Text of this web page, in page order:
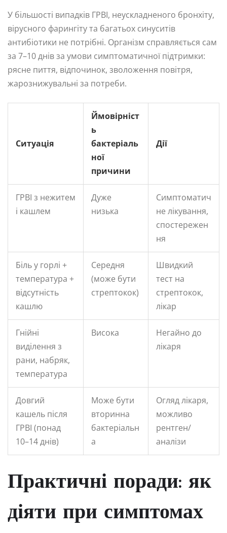
У більшості випадків ГРВІ, неускладненого бронхіту,
вірусного фарингіту та багатьох синуситів
антибіотики не потрібні. Організм справляється сам
за 7–10 днів за умови симптоматичної підтримки:
рясне пиття, відпочинок, зволоження повітря,
жарознижувальні за потреби.
Ситуація
Ймовірніст
ь
бактеріаль
ної
причини
Дії
ГРВІ з нежитем
і кашлем
Дуже
низька
Симптоматич
не лікування,
спостережен
ня
Біль у горлі +
температура +
відсутність
кашлю
Середня
(може бути
стрептокок)
Швидкий
тест на
стрептокок,
лікар
Гнійні
виділення з
рани, набряк,
температура
Висока
Негайно до
лікаря
Довгий
кашель після
ГРВІ (понад
10–14 днів)
Може бути
вторинна
бактеріальн
а
Огляд лікаря,
можливо
рентген/
аналізи
Практичні поради: як
діяти при симптомах